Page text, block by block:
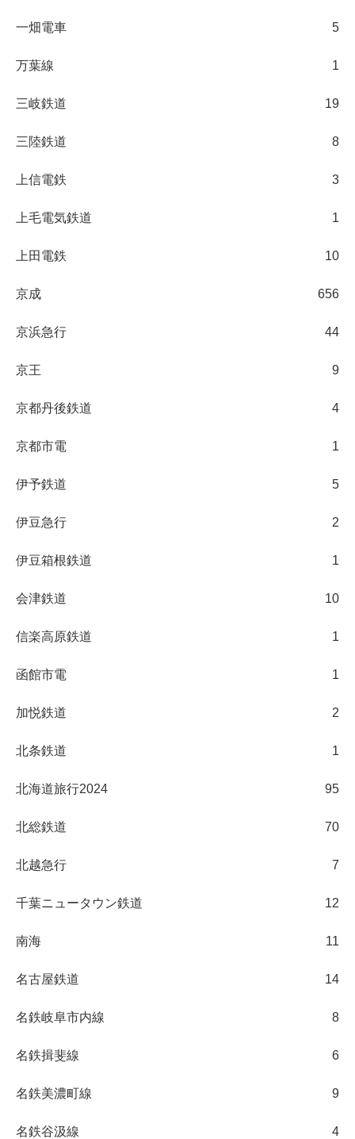
一畑電車 5
万葉線 1
三岐鉄道 19
三陸鉄道 8
上信電鉄 3
上毛電気鉄道 1
上田電鉄 10
京成 656
京浜急行 44
京王 9
京都丹後鉄道 4
京都市電 1
伊予鉄道 5
伊豆急行 2
伊豆箱根鉄道 1
会津鉄道 10
信楽高原鉄道 1
函館市電 1
加悦鉄道 2
北条鉄道 1
北海道旅行2024 95
北総鉄道 70
北越急行 7
千葉ニュータウン鉄道 12
南海 11
名古屋鉄道 14
名鉄岐阜市内線 8
名鉄揖斐線 6
名鉄美濃町線 9
名鉄谷汲線 4